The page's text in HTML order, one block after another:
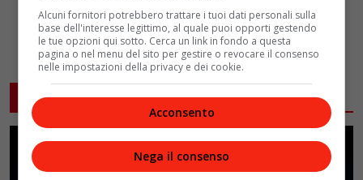
ARTICOLI CORRELATI
Alcuni fornitori potrebbero trattare i tuoi dati personali sulla
base dell'interesse legittimo, al quale puoi opporti gestendo
le tue opzioni qui sotto. Cerca un link in fondo a questa
pagina o nel menu del sito per gestire o revocare il consenso
nelle impostazioni della privacy e dei cookie.
Acconsento
Nega il consenso